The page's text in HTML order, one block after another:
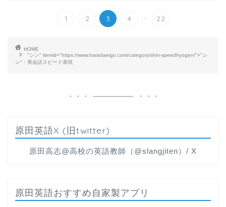
1 2 3 4 ... 22
HOME
"シン" itemid="https://www.haradaeigo.com/category/shin-speedhyogen/">"シ
ン"・英会話スピード表現
原田英語X (旧twitter)
原田高志@高校の英語教師（@slangjiten）/ X
原田英語おすすめ自家製アプリ